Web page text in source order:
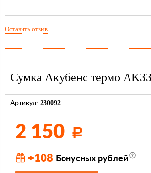
Сумка Акубенс термо
Артикул: 230092
2 150 Р
+108 Бонусных рублей
Оставить отзыв